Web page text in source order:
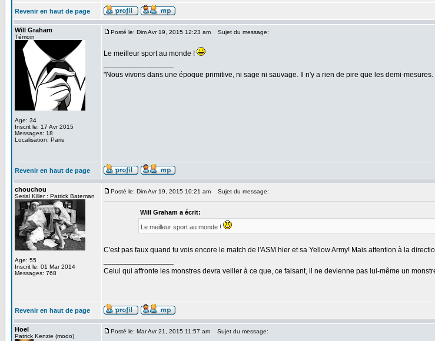
Revenir en haut de page
Will Graham
Témoin
Age: 34
Inscrit le: 17 Avr 2015
Messages: 18
Localisation: Paris
Posté le: Dim Avr 19, 2015 12:23 am Sujet du message:
Le meilleur sport au monde !
"Nous vivons dans une époque primitive, ni sage ni sauvage. Il n'y a rien de pire que les demi-
Revenir en haut de page
chouchou
Serial Killer : Patrick Bateman
Age: 55
Inscrit le: 01 Mar 2014
Messages: 768
Posté le: Dim Avr 19, 2015 10:21 am Sujet du message:
Will Graham a écrit:
Le meilleur sport au monde !
C'est pas faux quand tu vois encore le match de l'ASM hier et sa Yellow Army! Mais attention à la
Celui qui affronte les monstres devra veiller à ce que, ce faisant, il ne devienne pas lui-même un
Revenir en haut de page
Hoel
Patrick Kenzie (modo)
Posté le: Mar Avr 21, 2015 11:57 am Sujet du message: